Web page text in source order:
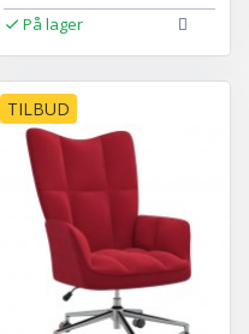
På lager
TILBUD